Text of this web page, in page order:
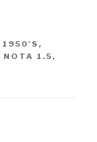
1950'S ,
NOTA 1.5 ,